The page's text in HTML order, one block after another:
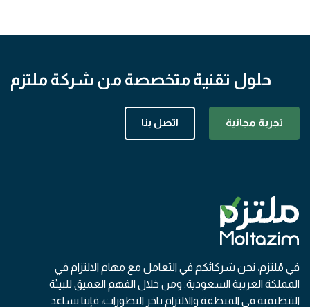
حلول تقنية متخصصة من شركة ملتزم
تجربة مجانية اتصل بنا
في مُلتزم، نحن شركائكم في التعامل مع مهام الالتزام في
المملكة العربية السعودية. ومن خلال الفهم العميق للبيئة
التنظيمية في المنطقة والالتزام باخر التطورات، فإننا نساعد